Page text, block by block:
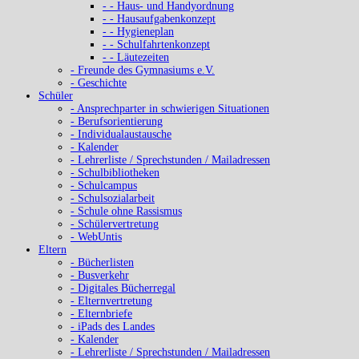
- - Haus- und Handyordnung
- - Hausaufgabenkonzept
- - Hygieneplan
- - Schulfahrtenkonzept
- - Läutezeiten
- Freunde des Gymnasiums e.V.
- Geschichte
Schüler
- Ansprechparter in schwierigen Situationen
- Berufsorientierung
- Individualaustausche
- Kalender
- Lehrerliste / Sprechstunden / Mailadressen
- Schulbibliotheken
- Schulcampus
- Schulsozialarbeit
- Schule ohne Rassismus
- Schülervertretung
- WebUntis
Eltern
- Bücherlisten
- Busverkehr
- Digitales Bücherregal
- Elternvertretung
- Elternbriefe
- iPads des Landes
- Kalender
- Lehrerliste / Sprechstunden / Mailadressen